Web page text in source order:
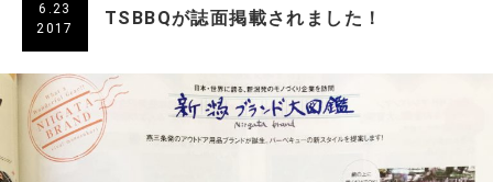
6.23
2017
TSBBQが誌面掲載されました！